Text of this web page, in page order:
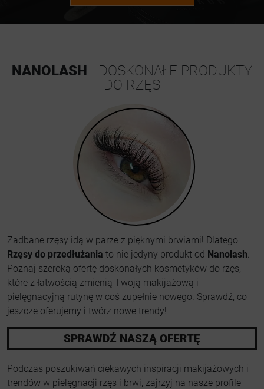
NANOLASH - DOSKONAŁE PRODUKTY
DO RZĘS
Zadbane rzęsy idą w parze z pięknymi brwiami! Dlatego
Rzęsy do przedłużania to nie jedyny produkt od Nanolash
Poznaj szeroką ofertę doskonałych kosmetyków do rzęs,
które z łatwością zmienią Twoją makijażową i
pielęgnacyjną rutynę w coś zupełnie nowego. Sprawdź, co
jeszcze oferujemy i twórz nowe trendy!
SPRAWDŹ NASZĄ OFERTĘ
Podczas poszukiwań ciekawych inspiracji makijażowych i
trendów w pielęgnacji rzęs i brwi, zajrzyj na nasze profile